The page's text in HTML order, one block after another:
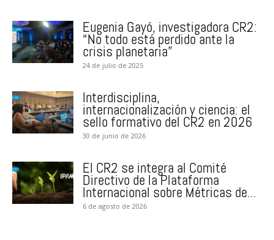
Eugenia Gayó, investigadora CR2:
“No todo está perdido ante la
crisis planetaria”
24 de julio de 2025
Interdisciplina,
internacionalización y ciencia: el
sello formativo del CR2 en 2026
30 de junio de 2026
El CR2 se integra al Comité
Directivo de la Plataforma
Internacional sobre Métricas de...
6 de agosto de 2026